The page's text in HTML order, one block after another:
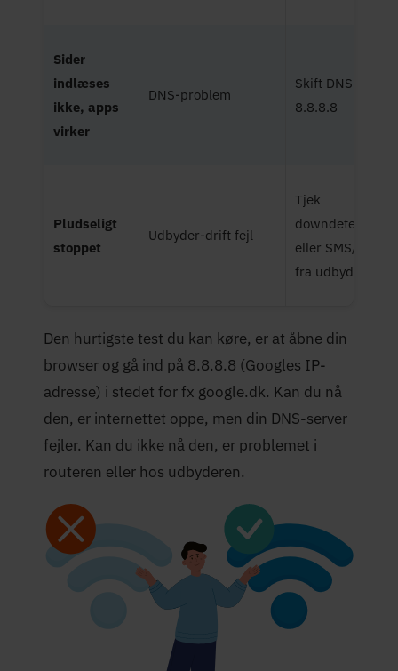
Sider
indlæses
ikke, apps
virker
DNS-problem
Skift DNS til
8.8.8.8
Pludseligt
stoppet
Udbyder-drift fejl
Tjek
downdetector.dk
eller SMS/mail
fra udbyder
Den hurtigste test du kan køre, er at åbne din
browser og gå ind på 8.8.8.8 (Googles IP-
adresse) i stedet for fx google.dk. Kan du nå
den, er internettet oppe, men din DNS-server
fejler. Kan du ikke nå den, er problemet i
routeren eller hos udbyderen.